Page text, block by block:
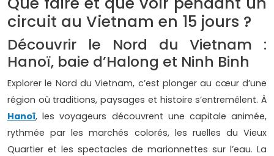
circuit au Vietnam en 15 jours ?
Découvrir le Nord du Vietnam :
Hanoï, baie d’Halong et Ninh Binh
Explorer le Nord du Vietnam, c’est plonger au cœur d’une
région où traditions, paysages et histoire s’entremêlent. À
Hanoï, les voyageurs découvrent une capitale animée,
rythmée par les marchés colorés, les ruelles du Vieux
Quartier et les spectacles de marionnettes sur l’eau. La